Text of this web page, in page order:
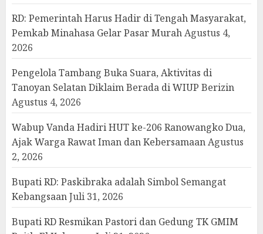
RD: Pemerintah Harus Hadir di Tengah Masyarakat,
Pemkab Minahasa Gelar Pasar MurahAgustus 4,
2026
Pengelola Tambang Buka Suara, Aktivitas di
Tanoyan Selatan Diklaim Berada di WIUP Berizin
Agustus 4, 2026
Wabup Vanda Hadiri HUT ke-206 Ranowangko Dua,
Ajak Warga Rawat Iman dan KebersamaanAgustus
2, 2026
Bupati RD: Paskibraka adalah Simbol Semangat
KebangsaanJuli 31, 2026
Bupati RD Resmikan Pastori dan Gedung TK GMIM